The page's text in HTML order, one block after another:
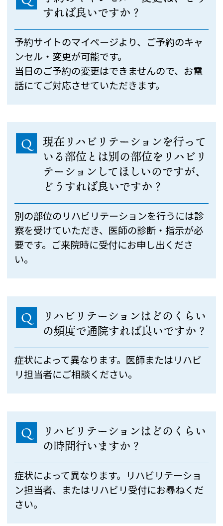
すれば良いですか？
予約サイトのマイページより、ご予約のキャ
ンセル・変更が可能です。
当日のご予約の変更はできませんので、お電
話にてご対応させていただきます。
Q
現在リハビリテーションを行って
いる部位とは別の部位をリハビリ
テーションしてほしいのですが、
どうすれば良いですか？
別の部位のリハビリテーションを行うには診
察を受けていただき、医師の診断・指示が必
要です。ご来院時に受付にお申し出くださ
い。
Q
リハビリテーションはどのくらい
の頻度で通院すれば良いですか？
症状によって異なります。医師またはリハビ
リ担当者にご相談ください。
Q
リハビリテーションはどのくらい
の時間行いますか？
症状によって異なります。リハビリテーショ
ン担当者、またはリハビリ受付にお尋ねくだ
さい。